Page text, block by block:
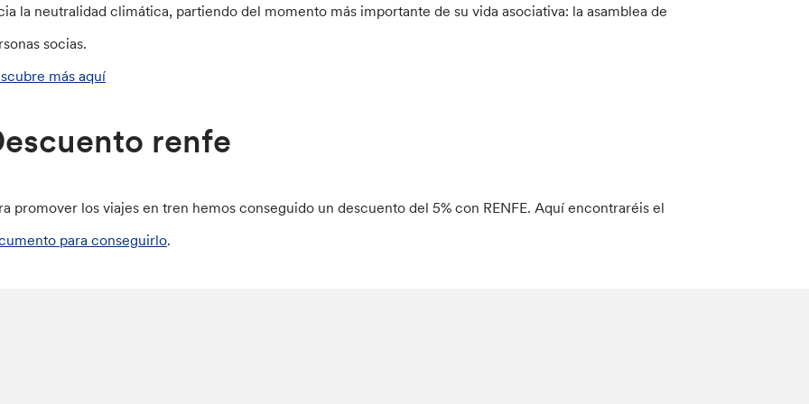
la neutralidad climática, partiendo del momento más importante de su vida asociativa: la asamblea de
socias.
más aquí
renfe
promover los viajes en tren hemos conseguido un descuento del 5% con RENFE. Aquí encontraréis el
para conseguirlo.